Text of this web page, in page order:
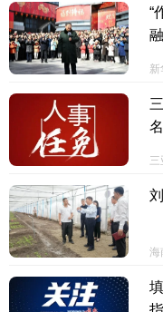
指挥控制网络、海
超过60艘小型快艇。
美国官员说，伊
为“令人无法接受，
认为停火协议有效
成最终协议。
此外，美国财政
时间7日发布公告，
交付和销售为期60
场上出售石油。
“
新
三
海